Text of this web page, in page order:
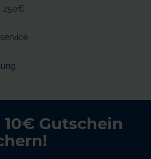
250€
Gutschein